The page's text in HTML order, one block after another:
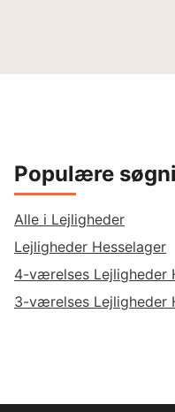
Populære
Alle i Lejligheder
Lejligheder Hesselager
4-værelses Lejligheder
3-værelses Lejligheder